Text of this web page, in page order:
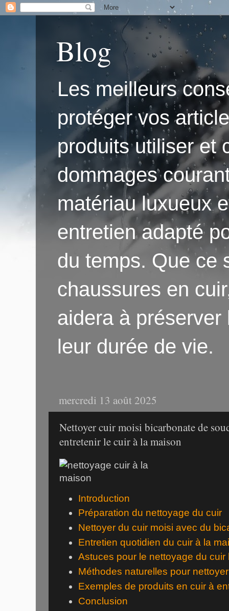
Blog
Les meilleurs
protéger vos
produits utiliser et
dommages
matériau luxueux
entretien adapté
du temps. Que ce
chaussures en
aidera à
leur durée de vie.
mercredi 13 août 2025
Nettoyer cuir moisi bicarbonate de
entretenir le cuir à la maison
Introduction
Préparation du nettoyage du cuir
Nettoyer du cuir moisi avec du
Entretien quotidien du cuir à la
Astuces pour le nettoyage du cuir
Méthodes naturelles pour
Exemples de produits en cuir à
Conclusion